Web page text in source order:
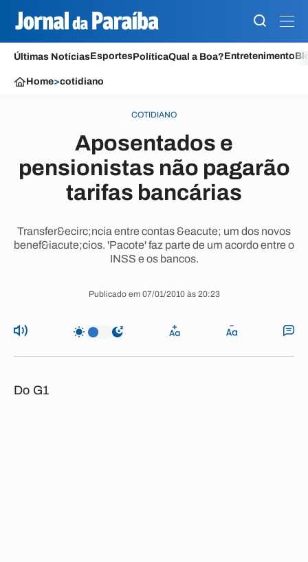
Últimas NotíciasEsportesPolíticaQual a Boa?Entretenimento
Home>cotidiano
COTIDIANO
Aposentados e
pensionistas não pagarão
tarifas bancárias
Transfer&ecirc;ncia entre contas &eacute; um dos novos
benef&iacute;cios. 'Pacote' faz parte de um acordo entre o
INSS e os bancos.
Publicado em 07/01/2010 às 20:23
Do G1